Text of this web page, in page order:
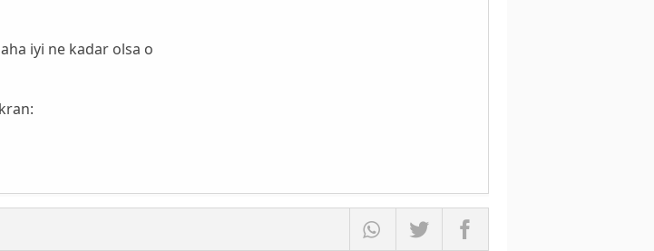
iyi ne kadar olsa o